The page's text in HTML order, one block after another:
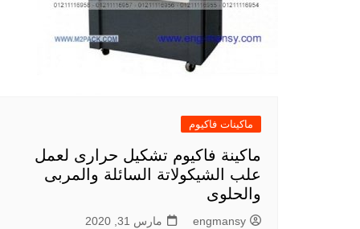
ماكينات فاكيوم
ماكينة فاكيوم تشكيل حرارى لعمل
علب الشيكولاتة السائلة والمربى
والحلوى
engmansy مارس 31, 2020